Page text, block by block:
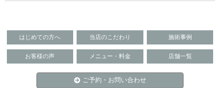
はじめての方へ 当店のこだわり 施術事例
お客様の声 メニュー・料金 店舗一覧
ご予約・お問い合わせ